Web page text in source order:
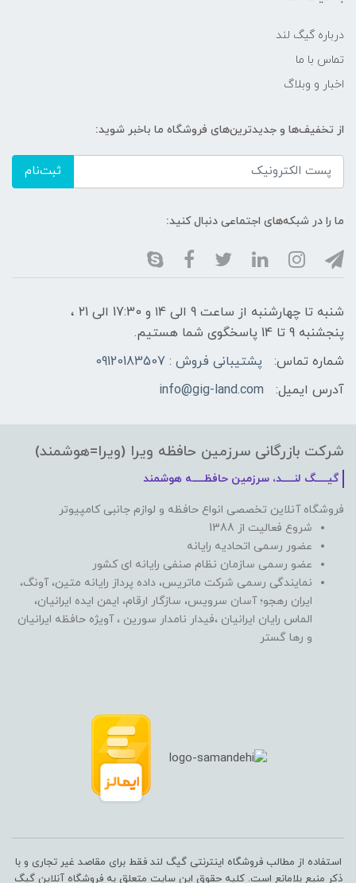
درباره گیگ لند
تماس با ما
اخبار و وبلاگ
از تخفیف‌ها و جدیدترین‌های فروشگاه ما باخبر شوید:
ثبت‌نام
ما را در شبکه‌های اجتماعی دنبال کنید:
شنبه تا چهارشنبه از ساعت 9 الی ۱4 و 17:30 الی ۲1 ،
پنجشنبه 9 تا 14 پاسخگوی شما هستیم.
شماره تماس:
پشتیبانی فروش : 09120183507
آدرس ایمیل:
info@gig-land.com
شرکت بازرگانی سرزمین حافظه ویرا (ویرا=هوشمند)
گیـــــگ لنـــــد، سرزمین حافظـــــه هوشمند
فروشگاه آنلاین تخصصی انواع حافظه و لوازم جانبی کامپیوتر
شروع فعالیت از 1388
عضور رسمی اتحادیه رایانه
عضو رسمی سازمان نظام صنفی رایانه ای کشور
نمایندگی رسمی شرکت ماتریس، داده پرداز رایانه متین، آونگ،
ایران رهجو؛ آسان سرویس، سازگار ارقام، ایمن ایده ایرانیان،
الماس رایان ایرانیان ،فیدار نامدار سورین ، آویژه حافظه ایرانیان
و رها گستر
استفاده از مطالب فروشگاه اینترنتی گیگ لند فقط برای مقاصد غیر تجاری و با
ذکر منبع بلامانع است. کلیه حقوق این سایت متعلق به فروشگاه آنلاین گیگ